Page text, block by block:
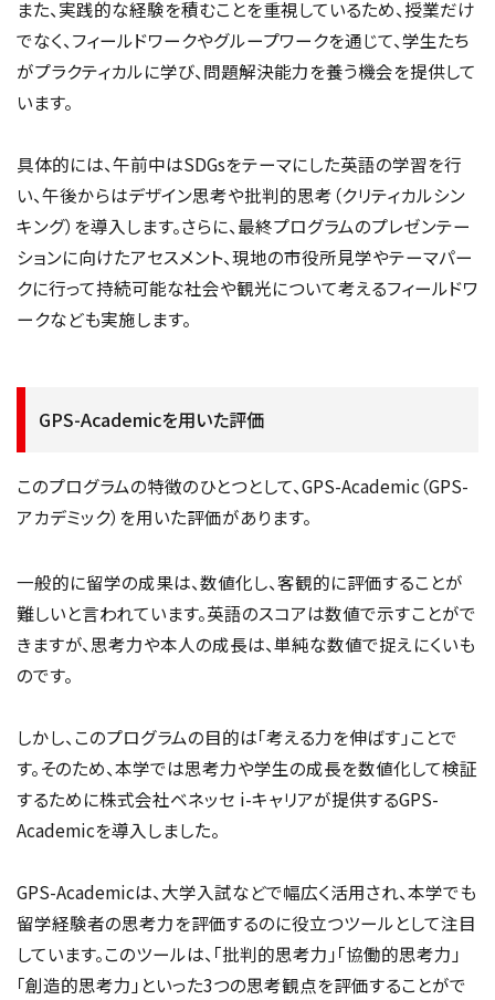
また、実践的な経験を積むことを重視しているため、授業だけ
でなく、フィールドワークやグループワークを通じて、学生たち
がプラクティカルに学び、問題解決能力を養う機会を提供して
います。
具体的には、午前中はSDGsをテーマにした英語の学習を行
い、午後からはデザイン思考や批判的思考（クリティカルシン
キング）を導入します。さらに、最終プログラムのプレゼンテー
ションに向けたアセスメント、現地の市役所見学やテーマパー
クに行って持続可能な社会や観光について考えるフィールドワ
ークなども実施します。
GPS-Academicを用いた評価
このプログラムの特徴のひとつとして、GPS-Academic（GPS-
アカデミック）を用いた評価があります。
一般的に留学の成果は、数値化し、客観的に評価することが
難しいと言われています。英語のスコアは数値で示すことがで
きますが、思考力や本人の成長は、単純な数値で捉えにくいも
のです。
しかし、このプログラムの目的は「考える力を伸ばす」ことで
す。そのため、本学では思考力や学生の成長を数値化して検証
するために株式会社ベネッセ i-キャリアが提供するGPS-
Academicを導入しました。
GPS-Academicは、大学入試などで幅広く活用され、本学でも
留学経験者の思考力を評価するのに役立つツールとして注目
しています。このツールは、「批判的思考力」「協働的思考力」
「創造的思考力」といった3つの思考観点を評価することがで